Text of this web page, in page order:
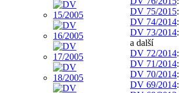
DV 75/2015:
DV 74/2014:
DV 73/2014:
a další
DV 72/2014:
DV 71/2014:
DV 70/2014:
DV 69/2014: